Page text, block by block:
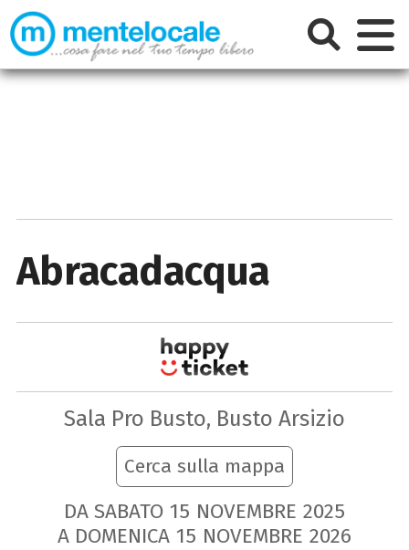
Abracadacqua
Sala Pro Busto, Busto Arsizio
Cerca sulla mappa
DA SABATO 15 NOVEMBRE 2025
A DOMENICA 15 NOVEMBRE 2026